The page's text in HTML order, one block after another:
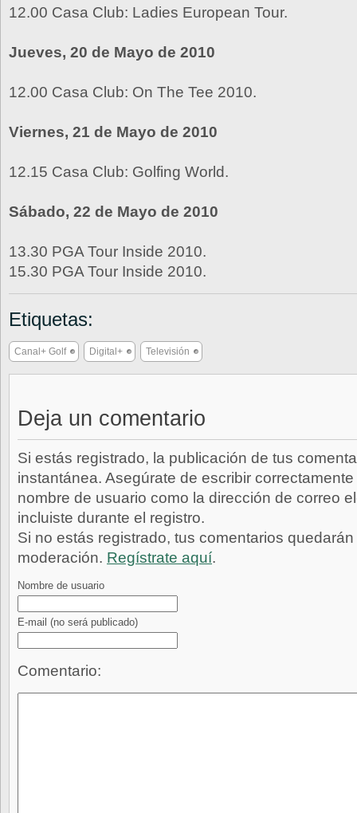
12.00 Casa Club: Ladies European Tour.
Jueves, 20 de Mayo de 2010
12.00 Casa Club: On The Tee 2010.
Viernes, 21 de Mayo de 2010
12.15 Casa Club: Golfing World.
Sábado, 22 de Mayo de 2010
13.30 PGA Tour Inside 2010.
15.30 PGA Tour Inside 2010.
Etiquetas:
Canal+ Golf Digital+ Televisión
Deja un comentario
Si estás registrado, la publicación de tus
instantánea. Asegúrate de escribir
nombre de usuario como la dirección de correo
incluiste durante el registro.
Si no estás registrado, tus comentarios
moderación. Regístrate aquí.
Nombre de usuario
E-mail (no será publicado)
Comentario: